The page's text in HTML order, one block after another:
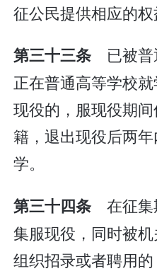
征公民提供相应的权
第三十三条 已被普
正在普通高等学校
现役的，服现役期
籍，退出现役后两
学。
第三十四条 在征集
集服现役，同时被
组织招录或者聘用